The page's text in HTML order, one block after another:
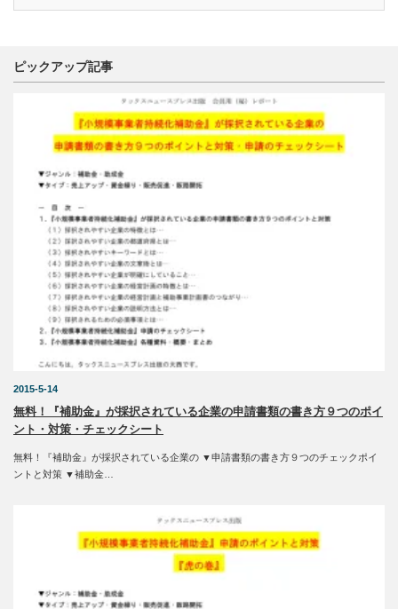
ピックアップ記事
2015-5-14
無料！『補助金』が採択されている企業の申請書類の書き方９つのポイ
ント・対策・チェックシート
無料！『補助金』が採択されている企業の ▼申請書類の書き方９つのチェックポイ
ントと対策 ▼補助金…